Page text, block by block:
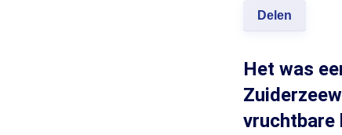
Delen
Het was
vruchtbare